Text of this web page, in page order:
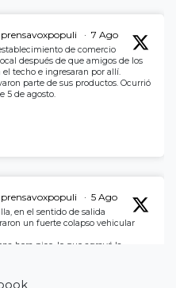
· 7 Ago
de comercio
después de que amigos de los
techo e ingresaran por allí.
parte de sus productos. Ocurrió
5 de agosto.
· 5 Ago
en el sentido de salida
un fuerte colapso vehicular
hora pico, lo que agravó la